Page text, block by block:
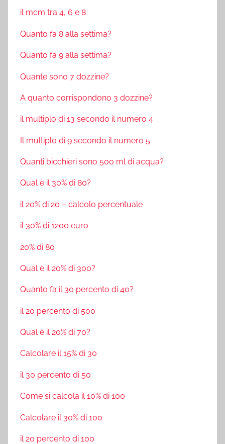
il mcm tra 4, 6 e 8
Quanto fa 8 alla settima?
Quanto fa 9 alla settima?
Quante sono 7 dozzine?
A quanto corrispondono 3 dozzine?
il multiplo di 13 secondo il numero 4
Il multiplo di 9 secondo il numero 5
Quanti bicchieri sono 500 ml di acqua?
Qual è il 30% di 80?
il 20% di 20 – calcolo percentuale
il 30% di 1200 euro
20% di 80
Qual è il 20% di 300?
Quanto fa il 30 percento di 40?
il 20 percento di 500
Qual è il 20% di 70?
Calcolare il 15% di 30
il 30 percento di 50
Come si calcola il 10% di 100
Calcolare il 30% di 100
il 20 percento di 100